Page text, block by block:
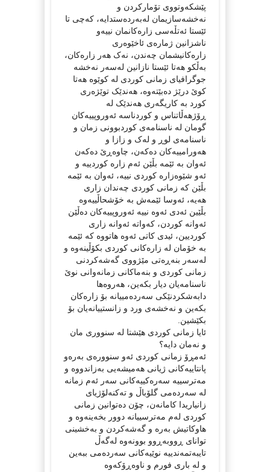
پێشکەوتووی تۆمارکردن و
نەخشەسازیمان لەبەردەستدایە، کەچی تا
ئێستا ئەتڵەسی زارەکانمان نییەو
ناشزانین ژمارەی ئاخێوەری
زارەکانیشمان چەندن، نەک ھەر زارەکان،
بەڵکو ھەتا ئێستا نازانین لەسەر نەخشە
جوگرافیای زمانی کوردی لە کوێوە ھەتا
کوێ درێژ دەبێتەوە، ھەندێک توێژەری
کورد بە کاریگەری ھەندێک لە
ڕۆژھەڵاتناس و کوردناسە ئەوروپییەکان
گومان لە ناسنامەی کوردبوونی زمان و
ناسنامەی لوڕ و لەک و زازا و
ھەورامییەکان دەکەن، چاوەڕێ دەکەن
ئەوان بە ئێمە بڵێن ئەم زارە کوردییە و
ئەو شێوەزارە کوردی نییە، ئەوان بە ئێمە
بڵێن کە زمانی کوردی چەندان زاری
ھەیە، ئەوسا ئێمەش بە خۆشحاڵییەوە
بڵێین ئەدی ئەوە نییە ئەوروپییەکان دەڵێن
ئەوانە کوردن، کەواتە ئەوانە زاری
کوردیین، ئیدی کاتی ئەوە ھاتووە کە ئێمە
بە خۆمان لە زارەکانی کوردی بکۆڵینەوە و
لەسەر بنەڕەتی مێژووی گەشەکردنی
زمانی کوردی و بنەماکانی زمانەوانی نوێ
ناسنامەیان دیار بکەین، ھەروەھا
دابەشکردنێکی سەردەمییانە بۆ زارەکان
بکەین و نەخشەی ورد و زانستییانەیان بۆ
بکێشین.
ئایا زمانی کوردی ھێشتا لە سنووری مان
و نەمان ‌دایە؟
ئەمڕۆ زمانی کوردی ئەو سنوورەی بەرەو
پانتاییەکانی ژیانی ھەمیشەیی بەزاندووە و
مەترسییە سەرەکییەکانی سەر ئەم زمانە
لە سەردەمی گلۆباڵ و تەکنەلۆژیای
زانیاریدا کامانەن، چۆن دەتوانین زمانی
کوردی لەم مەترسییانە دوور بخەینەوە و
ھاوکاتیش بەرە و گەشەکردن و بەخشینی
توانای ڕووبەڕوو بوونەوە لەگەڵ
تایبەتمەندییە نوێیەکانی سەردەمی ببەین
و لە باری فورم و ناوەڕۆکەوە